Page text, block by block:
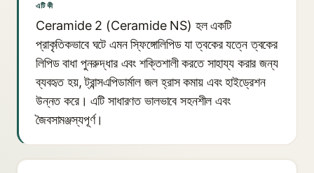
এটি কী
Ceramide 2 (Ceramide NS) হল একটি
প্রাকৃতিকভাবে ঘটে এমন স্ফিঙ্গোলিপিড যা ত্বকের যত্নে ত্বকের
লিপিড বাধা পুনরুদ্ধার এবং শক্তিশালী করতে সাহায্য করার জন্য
ব্যবহৃত হয়, ট্রান্সএপিডার্মাল জল হ্রাস কমায় এবং হাইড্রেশন
উন্নত করে। এটি সাধারণত ভালভাবে সহনশীল এবং
জৈবসামঞ্জস্যপূর্ণ।